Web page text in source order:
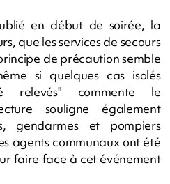
en début de soirée, la
que les services de secours
de précaution semble
si quelques cas isolés
relevés" commente le
souligne également
gendarmes et pompiers
agents communaux ont été
faire face à cet événement